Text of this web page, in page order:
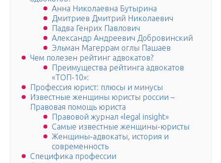
Анна Николаевна Бутырина
Дмитриев Дмитрий Николаевич
Падва Генрих Павлович
Александр Андреевич Добровинский
Эльман Магеррам оглы Пашаев
Чем полезен рейтинг адвокатов?
Преимущества рейтинга адвокатов
«ТОП-10»:
Профессия юрист: плюсы и минусы
Известные женщины юристы россии –
Правовая помощь юриста
Правовой журнал «legal insight»
Самые известные женщины-юристы
Женщины-адвокаты, история и
современность
Специфика профессии